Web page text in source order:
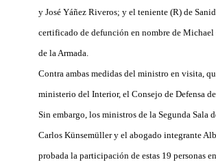
y José Yáñez Riveros; y el teniente (R) de
certificado de defunción en nombre de Michael
de la Armada.
Contra ambas medidas del ministro en visita,
ministerio del Interior, el Consejo de Defensa
Sin embargo, los ministros de la Segunda Sala
Carlos Künsemüller y el abogado integrante
probada la participación de estas 19 personas